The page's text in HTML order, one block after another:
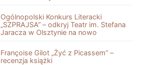
Ogólnopolski Konkurs Literacki
„SZPRAJSA” – odkryj Teatr im. Stefana
Jaracza w Olsztynie na nowo
Françoise Gilot „Żyć z Picassem” –
recenzja książki